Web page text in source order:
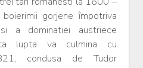
gorjene împotriva
a dominatiei austriece
lupta va culmina cu
condusa de Tudor